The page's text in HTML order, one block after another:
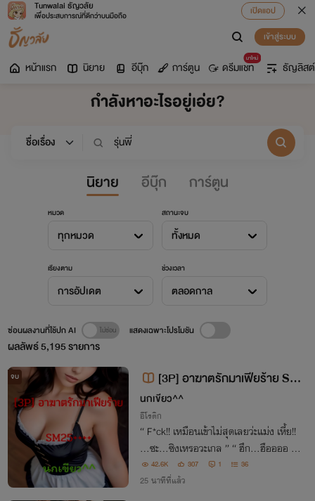
Tunwalai ธัญวลัย
เพื่อประสบการณ์ที่ดีกว่าบนมือถือ
เปิดแอป
เข้าสู่ระบบ
หน้าแรก นิยาย อีบุ๊ก การ์ตูน
มาใหม่
ดรีมแชท ธัญลิสต์
กำลังหาอะไรอยู่เอ่ย?
นิยาย อีบุ๊ก การ์ตูน
หมวด
ทุกหมวด
สถานะจบ
ทั้งหมด
เรียงตาม
การอัปเดต
ช่วงเวลา
ตลอดกาล
ผลลัพธ์5,195รายการ
ซ่อนผลงานที่ใช้ปก AI แสดงเฉพาะโปรโมชัน
จบ
[3P] อาฆาตรักมาเฟียร้าย SM/
NC25+++
นกเขียว^^
อีโรติก
“ F*ck!! เหมือนเข้าไม่สุดเลยว่ะแม่ง เหี้ย!!
…ซะ…ซิงเหรอวะเกล ” “ ฮึก…ฮืออออ …อ
ะ…เอาออกไปนะ อึก มันเจ็บ อื้ออออ!!!!! ฮึ
ก….ฮึก ”
42.6K 307 1 36
25 นาทีที่แล้ว